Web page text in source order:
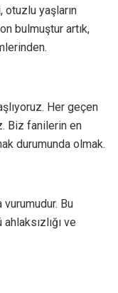
yaşların
bulmuştur artık,
Her geçen
Biz fanilerin en
durumunda olmak.
vurumudur. Bu
ve